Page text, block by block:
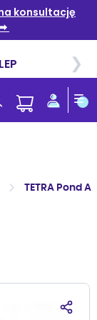
TETRA Pond